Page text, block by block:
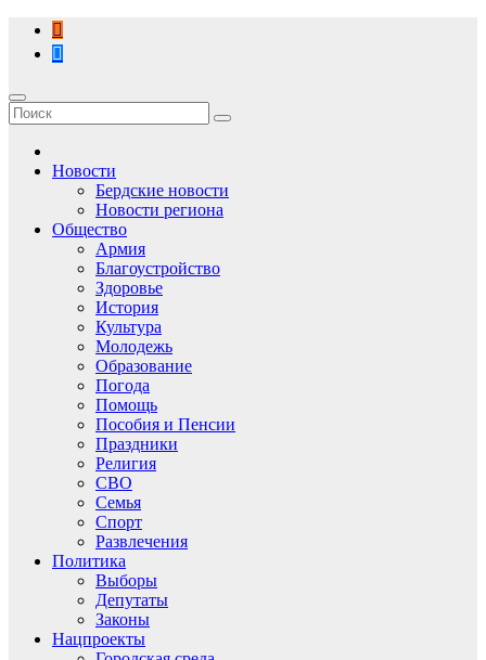
Перейти
содержимому
Новости
Бердские новости
Новости региона
Общество
Армия
Благоустройство
Здоровье
История
Культура
Молодежь
Образование
Погода
Помощь
Пособия и Пенсии
Праздники
Религия
СВО
Семья
Спорт
Развлечения
Политика
Выборы
Депутаты
Законы
Нацпроекты